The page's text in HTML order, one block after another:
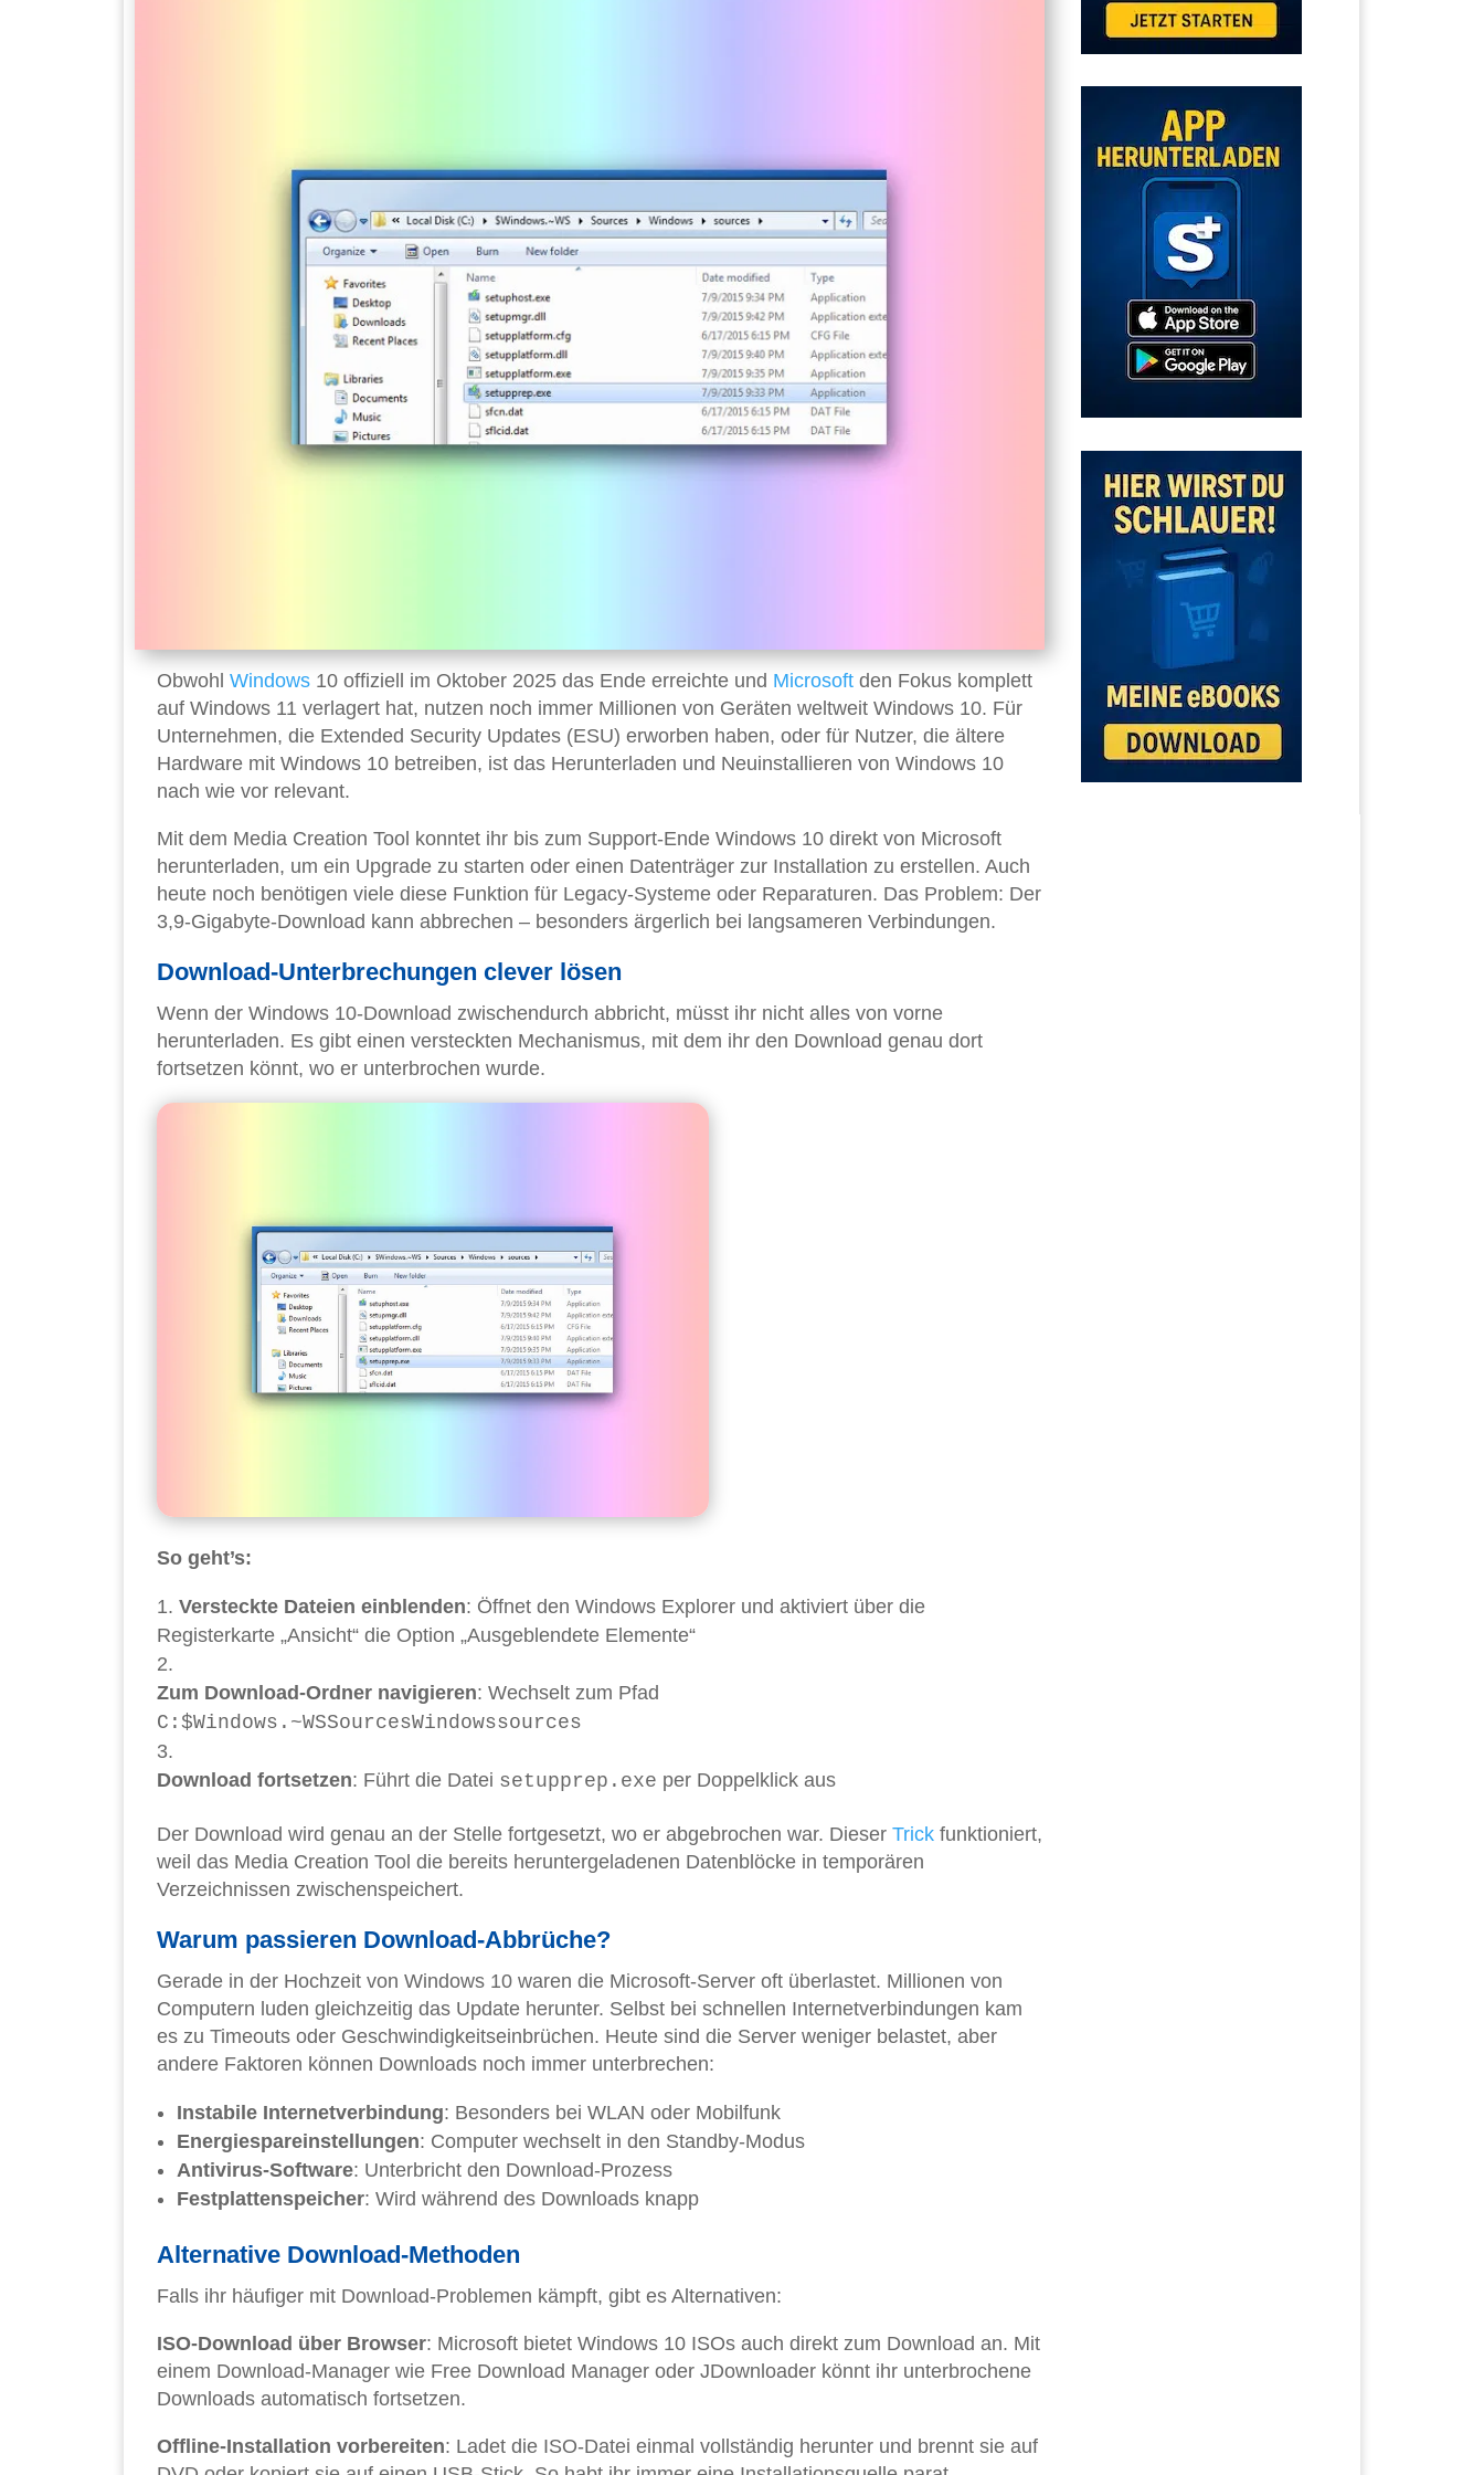
Obwohl Windows 10 offiziell im Oktober 2025 das Ende erreichte und Microsoft den Fokus komplett
auf Windows 11 verlagert hat, nutzen noch immer Millionen von Geräten weltweit Windows 10. Für
Unternehmen, die Extended Security Updates (ESU) erworben haben, oder für Nutzer, die ältere
Hardware mit Windows 10 betreiben, ist das Herunterladen und Neuinstallieren von Windows 10
nach wie vor relevant.
Mit dem Media Creation Tool konntet ihr bis zum Support-Ende Windows 10 direkt von Microsoft
herunterladen, um ein Upgrade zu starten oder einen Datenträger zur Installation zu erstellen. Auch
heute noch benötigen viele diese Funktion für Legacy-Systeme oder Reparaturen. Das Problem: Der
3,9-Gigabyte-Download kann abbrechen – besonders ärgerlich bei langsameren Verbindungen.
Download-Unterbrechungen clever lösen
Wenn der Windows 10-Download zwischendurch abbricht, müsst ihr nicht alles von vorne
herunterladen. Es gibt einen versteckten Mechanismus, mit dem ihr den Download genau dort
fortsetzen könnt, wo er unterbrochen wurde.
So geht’s:
Versteckte Dateien einblenden: Öffnet den Windows Explorer und aktiviert über die
Registerkarte „Ansicht“ die Option „Ausgeblendete Elemente“
Zum Download-Ordner navigieren: Wechselt zum Pfad
C:$Windows.~WSSourcesWindowssources
Download fortsetzen: Führt die Datei setupprep.exe per Doppelklick aus
Der Download wird genau an der Stelle fortgesetzt, wo er abgebrochen war. Dieser Trick funktioniert,
weil das Media Creation Tool die bereits heruntergeladenen Datenblöcke in temporären
Verzeichnissen zwischenspeichert.
Warum passieren Download-Abbrüche?
Gerade in der Hochzeit von Windows 10 waren die Microsoft-Server oft überlastet. Millionen von
Computern luden gleichzeitig das Update herunter. Selbst bei schnellen Internetverbindungen kam
es zu Timeouts oder Geschwindigkeitseinbrüchen. Heute sind die Server weniger belastet, aber
andere Faktoren können Downloads noch immer unterbrechen:
Instabile Internetverbindung: Besonders bei WLAN oder Mobilfunk
Energiespareinstellungen: Computer wechselt in den Standby-Modus
Antivirus-Software: Unterbricht den Download-Prozess
Festplattenspeicher: Wird während des Downloads knapp
Alternative Download-Methoden
Falls ihr häufiger mit Download-Problemen kämpft, gibt es Alternativen:
ISO-Download über Browser: Microsoft bietet Windows 10 ISOs auch direkt zum Download an. Mit
einem Download-Manager wie Free Download Manager oder JDownloader könnt ihr unterbrochene
Downloads automatisch fortsetzen.
Offline-Installation vorbereiten: Ladet die ISO-Datei einmal vollständig herunter und brennt sie auf